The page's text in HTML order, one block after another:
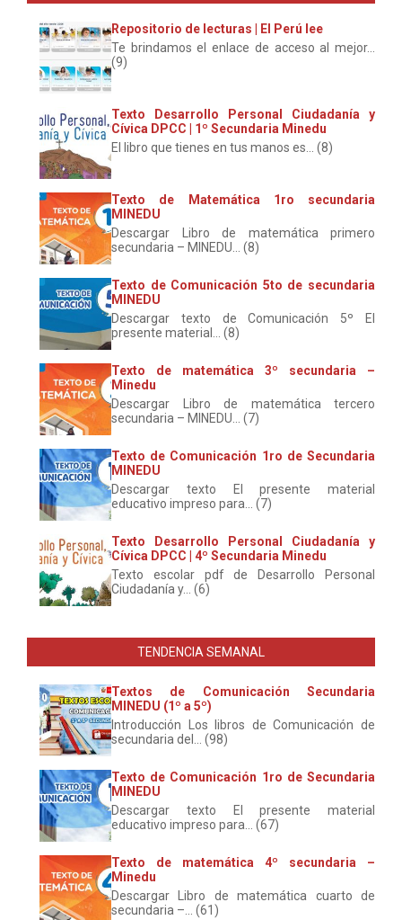
Repositorio de lecturas | El Perú lee
Te brindamos el enlace de acceso al mejor...
(9)
Texto Desarrollo Personal Ciudadanía y
Cívica DPCC | 1º Secundaria Minedu
El libro que tienes en tus manos es... (8)
Texto de Matemática 1ro secundaria
MINEDU
Descargar Libro de matemática primero
secundaria – MINEDU... (8)
Texto de Comunicación 5to de secundaria
MINEDU
Descargar texto de Comunicación 5º El
presente material... (8)
Texto de matemática 3º secundaria –
Minedu
Descargar Libro de matemática tercero
secundaria – MINEDU... (7)
Texto de Comunicación 1ro de Secundaria
MINEDU
Descargar texto El presente material
educativo impreso para... (7)
Texto Desarrollo Personal Ciudadanía y
Cívica DPCC | 4º Secundaria Minedu
Texto escolar pdf de Desarrollo Personal
Ciudadanía y... (6)
TENDENCIA SEMANAL
Textos de Comunicación Secundaria
MINEDU (1º a 5º)
Introducción Los libros de Comunicación de
secundaria del... (98)
Texto de Comunicación 1ro de Secundaria
MINEDU
Descargar texto El presente material
educativo impreso para... (67)
Texto de matemática 4º secundaria –
Minedu
Descargar Libro de matemática cuarto de
secundaria –... (61)